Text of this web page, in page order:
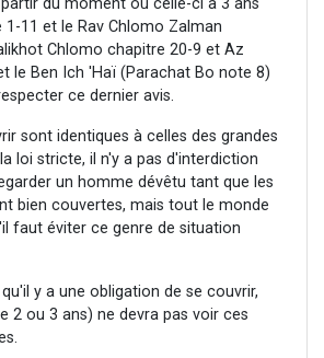
du moment où celle-ci a 3 ans
11 et le Rav Chlomo Zalman
Chlomo chapitre 20-9 et Az
le Ben Ich 'Haï (Parachat Bo note 8)
ce dernier avis.
sont identiques à celles des grandes
loi stricte, il n'y a pas d'interdiction
un homme dévêtu tant que les
bien couvertes, mais tout le monde
faut éviter ce genre de situation
y a une obligation de se couvrir,
2 ou 3 ans) ne devra pas voir ces